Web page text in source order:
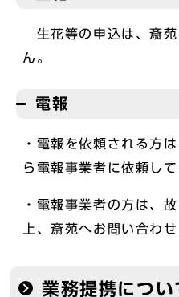
生花等の申込は、斎苑
ん。
電報
・電報を依頼される方
ら電報事業者に依頼して
・電報事業者の方は、
上、斎苑へお問い合わせ
業務提携につい